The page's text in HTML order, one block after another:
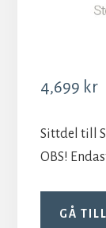
4,699 kr
Sittdel till
OBS!
GÅ